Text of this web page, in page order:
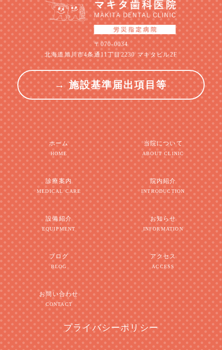
〒070-0034
北海道旭川市4条通11丁目2230 マキタビル2F
→ 施設基準届出項目等
ホーム
HOME
当院について
ABOUT CLINIC
診療案内
MEDICAL CARE
院内紹介
INTRODUCTION
設備紹介
EQUIPMENT
お知らせ
INFORMATION
ブログ
BLOG
アクセス
ACCESS
お問い合わせ
CONTACT
プライバシーポリシー